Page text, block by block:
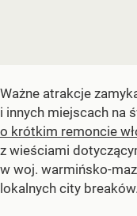
Ważne atrakcje
i innych miejscach na
o krótkim remoncie
z wieściami
w woj. warmińsko-
lokalnych city